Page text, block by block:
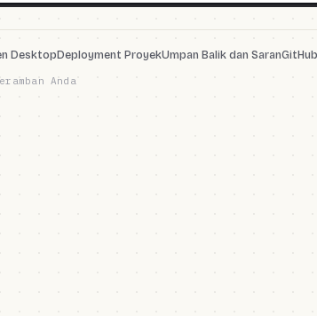
DesktopDeployment ProyekUmpan Balik dan SaranGitHub
Anda